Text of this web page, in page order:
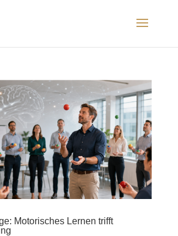
Motorisches Lernen trifft